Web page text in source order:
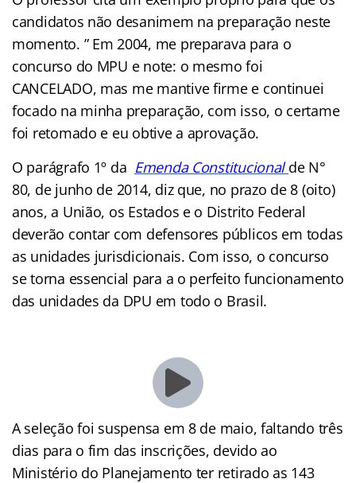
candidatos não desanimem na preparação neste
momento. ” Em 2004, me preparava para o
concurso do MPU e note: o mesmo foi
CANCELADO, mas me mantive firme e continuei
focado na minha preparação, com isso, o certame
foi retomado e eu obtive a aprovação.
O parágrafo 1º da Emenda Constitucional de N°
80, de junho de 2014, diz que, no prazo de 8 (oito)
anos, a União, os Estados e o Distrito Federal
deverão contar com defensores públicos em todas
as unidades jurisdicionais. Com isso, o concurso
se torna essencial para a o perfeito funcionamento
das unidades da DPU em todo o Brasil.
A seleção foi suspensa em 8 de maio, faltando três
dias para o fim das inscrições, devido ao
Ministério do Planejamento ter retirado as 143